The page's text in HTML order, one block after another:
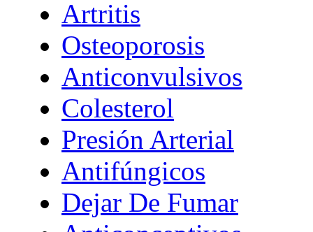
Artritis
Osteoporosis
Anticonvulsivos
Colesterol
Presión Arterial
Antifúngicos
Dejar De Fumar